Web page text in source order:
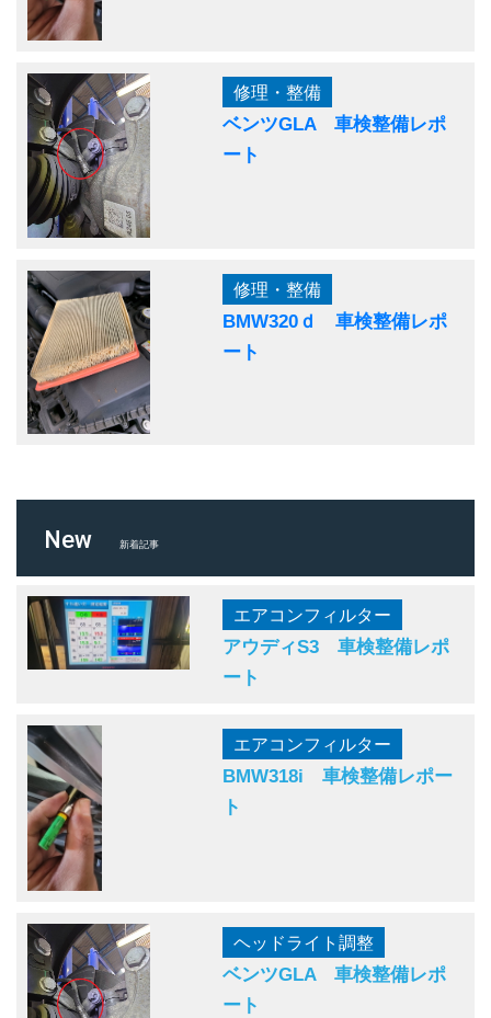
修理・整備
ベンツGLA 車検整備レポ
ート
修理・整備
BMW320ｄ 車検整備レポ
ート
New 新着記事
エアコンフィルター
アウディS3 車検整備レポ
ート
エアコンフィルター
BMW318i 車検整備レポー
ト
ヘッドライト調整
ベンツGLA 車検整備レポ
ート